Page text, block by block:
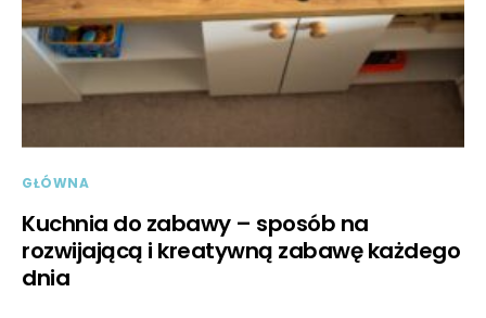
GŁÓWNA
Kuchnia do zabawy – sposób na
rozwijającą i kreatywną zabawę każdego
dnia